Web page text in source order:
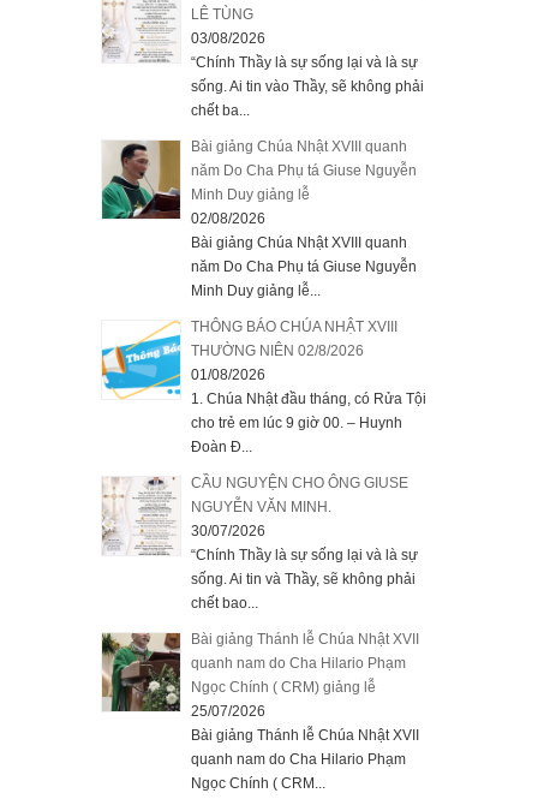
LÊ TÙNG
03/08/2026
“Chính Thầy là sự sống lại và là sự
sống. Ai tin vào Thầy, sẽ không phải
chết ba...
Bài giảng Chúa Nhật XVIII quanh
năm Do Cha Phụ tá Giuse Nguyễn
Minh Duy giảng lễ
02/08/2026
Bài giảng Chúa Nhật XVIII quanh
năm Do Cha Phụ tá Giuse Nguyễn
Minh Duy giảng lễ...
THÔNG BÁO CHÚA NHẬT XVIII
THƯỜNG NIÊN 02/8/2026
01/08/2026
1. Chúa Nhật đầu tháng, có Rửa Tội
cho trẻ em lúc 9 giờ 00. – Huynh
Đoàn Đ...
CẦU NGUYỆN CHO ÔNG GIUSE
NGUYỄN VĂN MINH.
30/07/2026
“Chính Thầy là sự sống lại và là sự
sống. Ai tin và Thầy, sẽ không phải
chết bao...
Bài giảng Thánh lễ Chúa Nhật XVII
quanh nam do Cha Hilario Phạm
Ngọc Chính ( CRM) giảng lễ
25/07/2026
Bài giảng Thánh lễ Chúa Nhật XVII
quanh nam do Cha Hilario Phạm
Ngọc Chính ( CRM...